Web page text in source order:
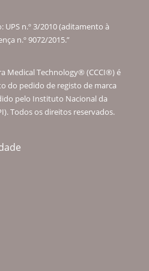
n.º 3/2010 (aditamento à
n.º 9072/2015.”
Medical Technology® (CCCI®) é
do pedido de registo de marca
pelo Instituto Nacional da
Todos os direitos reservados.